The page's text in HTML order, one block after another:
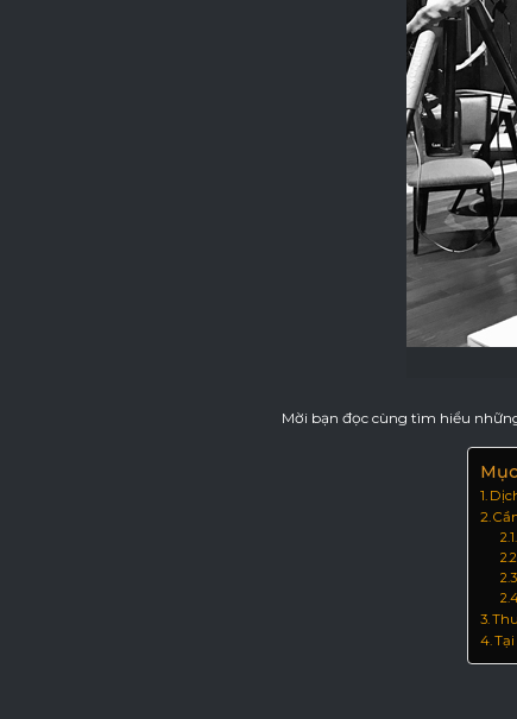
Mời bạn đọc cùng tìm hiểu